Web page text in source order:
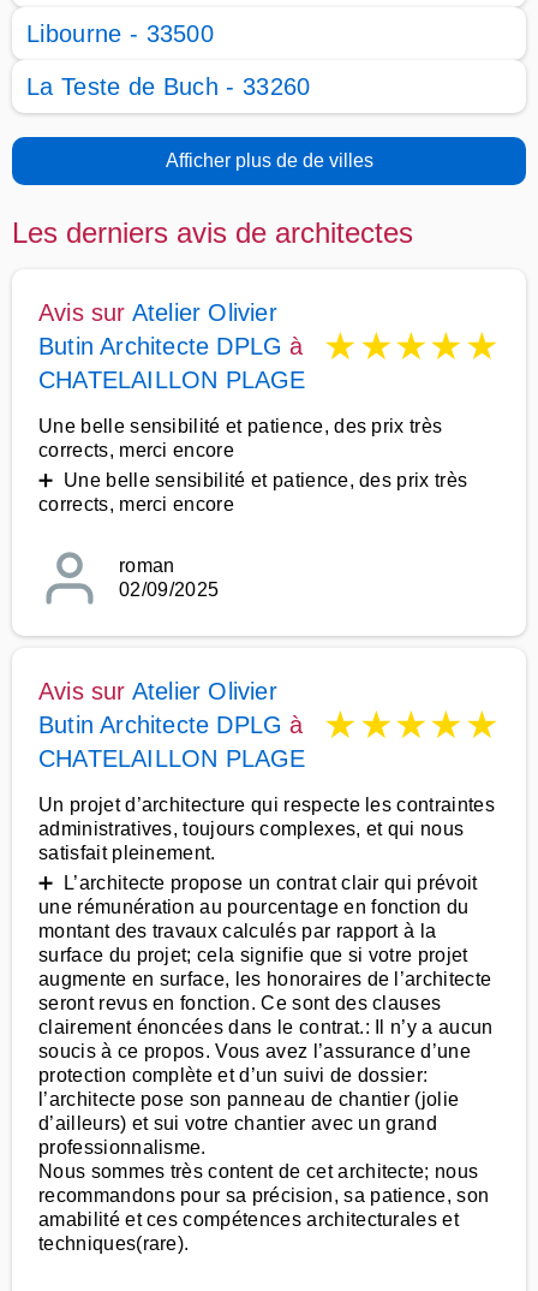
Libourne - 33500
La Teste de Buch - 33260
Afficher plus de de villes
Les derniers avis de architectes
Avis sur Atelier Olivier
Butin Architecte DPLG à
CHATELAILLON PLAGE
★★★★★
Une belle sensibilité et patience, des prix très
corrects, merci encore
➕ Une belle sensibilité et patience, des prix très
corrects, merci encore
roman
02/09/2025
Avis sur Atelier Olivier
Butin Architecte DPLG à
CHATELAILLON PLAGE
★★★★★
Un projet d’architecture qui respecte les contraintes
administratives, toujours complexes, et qui nous
satisfait pleinement.
➕ L’architecte propose un contrat clair qui prévoit
une rémunération au pourcentage en fonction du
montant des travaux calculés par rapport à la
surface du projet; cela signifie que si votre projet
augmente en surface, les honoraires de l’architecte
seront revus en fonction. Ce sont des clauses
clairement énoncées dans le contrat.: Il n’y a aucun
soucis à ce propos. Vous avez l’assurance d’une
protection complète et d’un suivi de dossier:
l’architecte pose son panneau de chantier (jolie
d’ailleurs) et sui votre chantier avec un grand
professionnalisme.
Nous sommes très content de cet architecte; nous
recommandons pour sa précision, sa patience, son
amabilité et ces compétences architecturales et
techniques(rare).